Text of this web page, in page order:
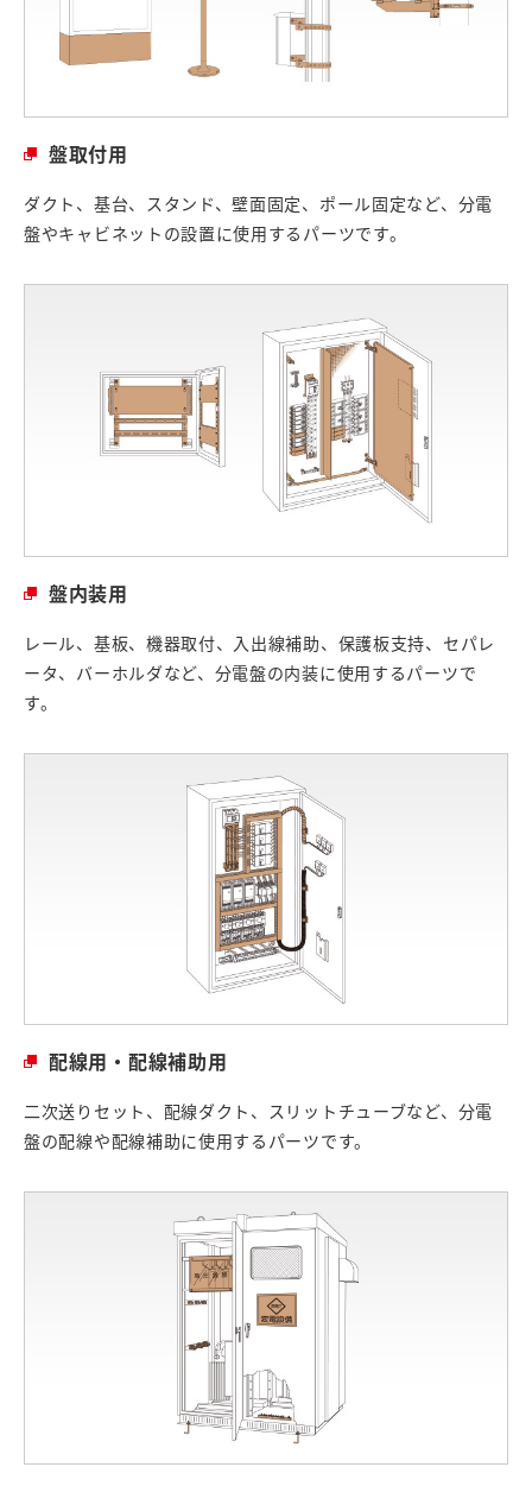
盤取付用
ダクト、基台、スタンド、壁面固定、ポール固定など、分電
盤やキャビネットの設置に使用するパーツです。
盤内装用
レール、基板、機器取付、入出線補助、保護板支持、セパレ
ータ、バーホルダなど、分電盤の内装に使用するパーツで
す。
配線用・配線補助用
二次送りセット、配線ダクト、スリットチューブなど、分電
盤の配線や配線補助に使用するパーツです。